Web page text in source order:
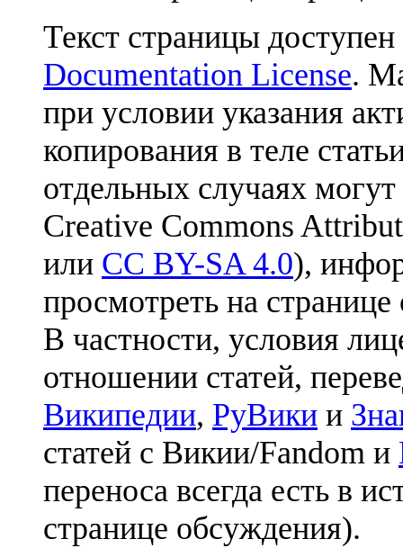
Текст страницы
Documentation License.
при условии указания
копирования в теле
отдельных случаях
Creative Commons
или CC BY-SA 4.0),
просмотреть на
В частности, условия
отношении статей,
Википедии, РуВики и
статей с Викии/Fandom и
переноса всегда есть в
странице обсуждения).